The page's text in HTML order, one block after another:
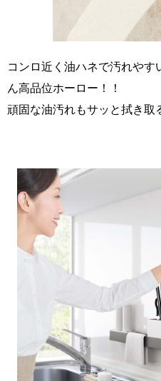
コンロ近く油ハネで汚れや
ん高品位ホーロー！！
頑固な油汚れもサッと拭き取